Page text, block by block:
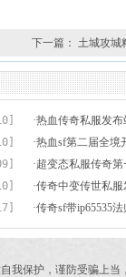
下一篇： 土城攻城
·热血传奇私服发
·热血sf第二届全境
·超变态私服传奇第
·传奇中变传世私
世私服发
·传奇sf带ip65535
我保护，谨防受骗上